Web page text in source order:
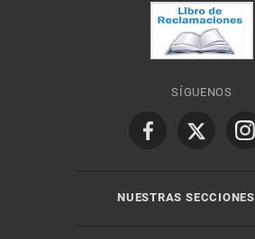
SÍGUENOS
NUESTRAS SECCIONES